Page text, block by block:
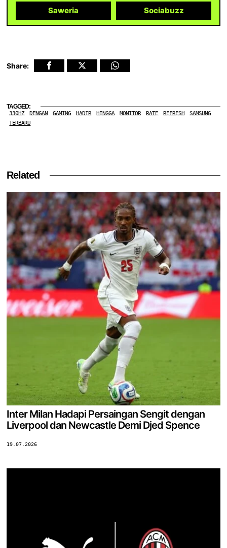
Saweria Sociabuzz
Share:
TAGGED:
330HZ DENGAN GAMING HADIR HINGGA MONITOR RATE REFRESH
SAMSUNG
TERBARU
Related
Inter Milan Hadapi Persaingan Sengit dengan
Liverpool dan Newcastle Demi Djed Spence
19.07.2026